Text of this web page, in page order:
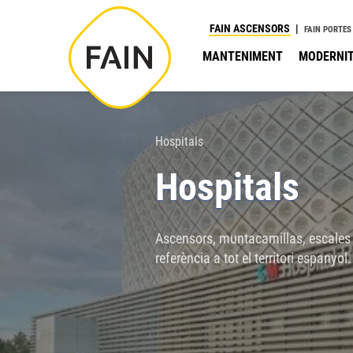
ajustar
el
FAIN ASCENSORS FAIN PORTES
MANTENIMENT
Hospitals
Hospitals
Ascensors, muntacamillas,
referència a tot el territori espanyol.